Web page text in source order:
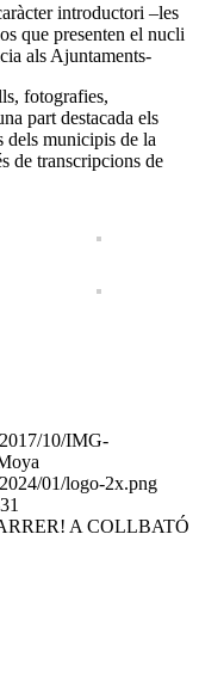
introductori –les
que presenten el nucli
als Ajuntaments-
fotografies,
part destacada els
dels municipis de la
de transcripcions de
10/IMG-
01/logo-2x.png
A COLLBATÓ